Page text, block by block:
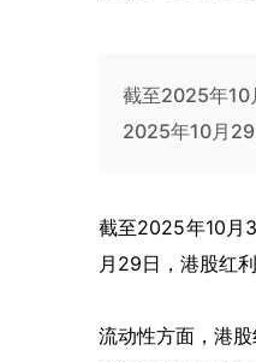
截至2025年10
2025年10月29
截至2025年10月
月 29日，港股红
流动性方面，港